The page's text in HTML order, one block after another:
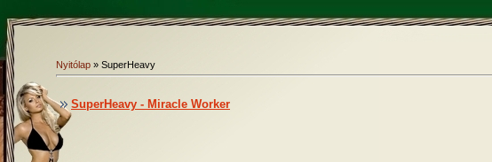
Nyitólap » SuperHeavy
SuperHeavy - Miracle Worker